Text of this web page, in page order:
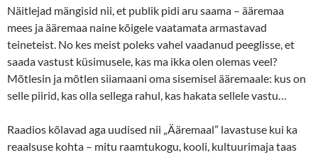
Näitlejad mängisid nii, et publik pidi aru saama – ääremaa
mees ja ääremaa naine kõigele vaatamata armastavad
teineteist. No kes meist poleks vahel vaadanud peeglisse, et
saada vastust küsimusele, kas ma ikka olen olemas veel?
Mõtlesin ja mõtlen siiamaani oma sisemisel ääremaale: kus on
selle piirid, kas olla sellega rahul, kas hakata sellele vastu…
Raadios kõlavad aga uudised nii „Ääremaal” lavastuse kui ka
reaalsuse kohta – mitu raamtukogu, kooli, kultuurimaja taas